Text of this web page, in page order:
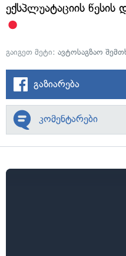
ექსპლუატაციის წესის
გაიგეთ მეტი: ავტოსაგზაო
გაზიარება
კომენტარები